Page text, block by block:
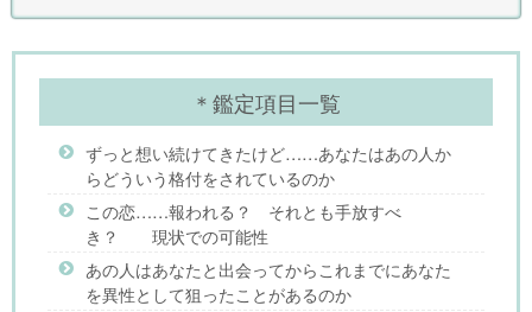
＊鑑定項目一覧
ずっと想い続けてきたけど……あなたはあの人か
らどういう格付をされているのか
この恋……報われる？ それとも手放すべ
き？ 現状での可能性
あの人はあなたと出会ってからこれまでにあなた
を異性として狙ったことがあるのか